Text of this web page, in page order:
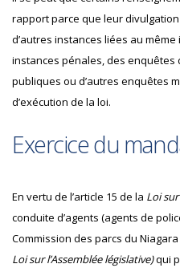
rapport parce que leur
d’autres instances liées au
instances pénales, des enquêtes
publiques ou d’autres enquêtes
d’exécution de la loi.
Exercice du
En vertu de l’article 15 de la Loi sur
conduite d’agents (agents de
Commission des parcs du
Loi sur l’Assemblée législative)qui